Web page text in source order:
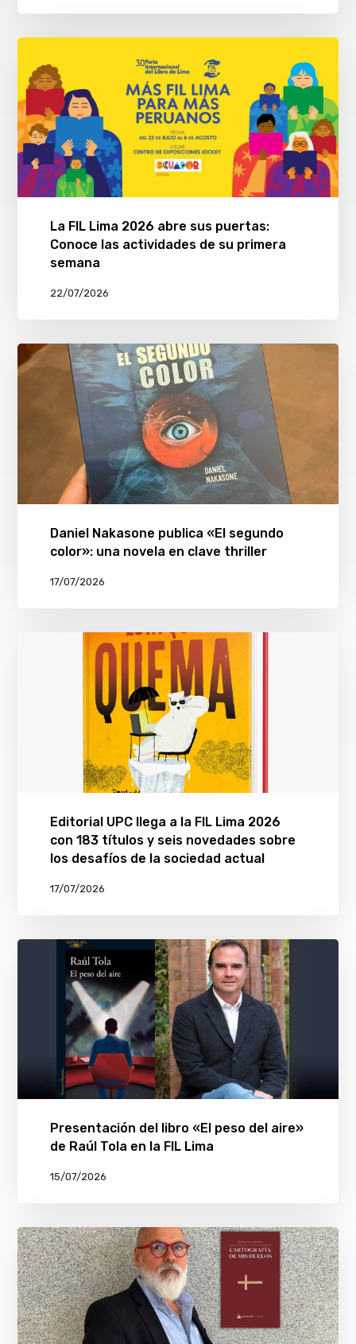
La FIL Lima 2026 abre sus puertas:
Conoce las actividades de su primera
semana
22/07/2026
Daniel Nakasone publica «El segundo
color»: una novela en clave thriller
17/07/2026
Editorial UPC llega a la FIL Lima 2026
con 183 títulos y seis novedades sobre
los desafíos de la sociedad actual
17/07/2026
Presentación del libro «El peso del aire»
de Raúl Tola en la FIL Lima
15/07/2026